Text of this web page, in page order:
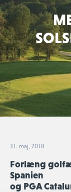
31. maj, 2018
Forlæng
Spanien
og PGA